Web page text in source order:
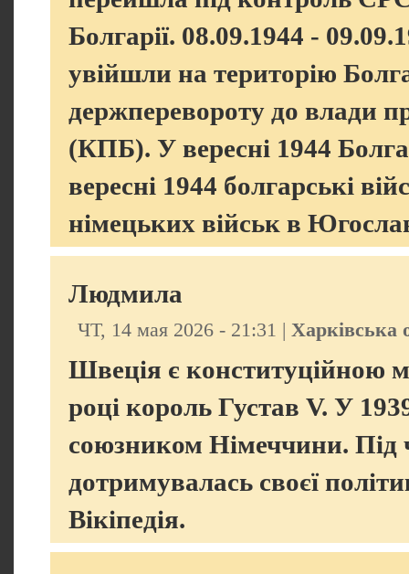
Болгарії. 08.09.1944 -
увійшли на територію
держперевороту до влади
(КПБ). У вересні 1944
вересні 1944 болгарські
німецьких військ в
Людмила
ЧТ, 14 мая 2026 - 21:31 | Харківська
Швеція є конституційною
році король Густав V. У
союзником Німеччини. Під
дотримувалась своєї
Вікіпедія.